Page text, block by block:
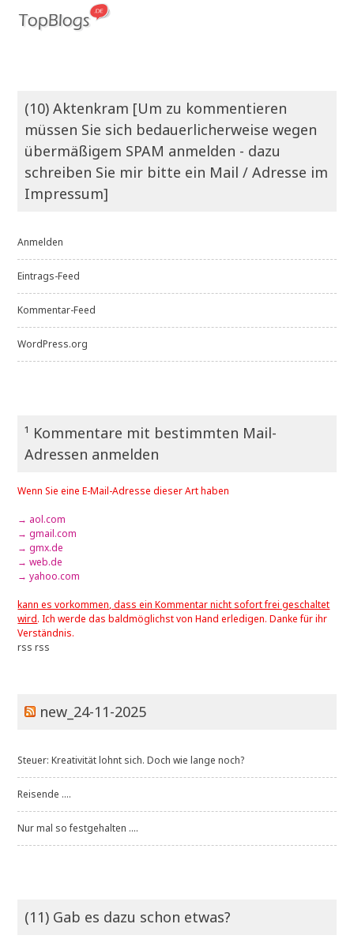
(10) Aktenkram [Um zu kommentieren
müssen Sie sich bedauerlicherweise wegen
übermäßigem SPAM anmelden - dazu
schreiben Sie mir bitte ein Mail / Adresse im
Impressum]
Anmelden
Eintrags-Feed
Kommentar-Feed
WordPress.org
¹ Kommentare mit bestimmten Mail-
Adressen anmelden
Wenn Sie eine E-Mail-Adresse dieser Art haben
→ aol.com
→ gmail.com
→ gmx.de
→ web.de
→ yahoo.com
kann es vorkommen, dass ein Kommentar nicht sofort frei geschaltet
wird. Ich werde das baldmöglichst von Hand erledigen. Danke für ihr
Verständnis.
rss rss
new_24-11-2025
Steuer: Kreativität lohnt sich. Doch wie lange noch?
Reisende ....
Nur mal so festgehalten ....
(11) Gab es dazu schon etwas?